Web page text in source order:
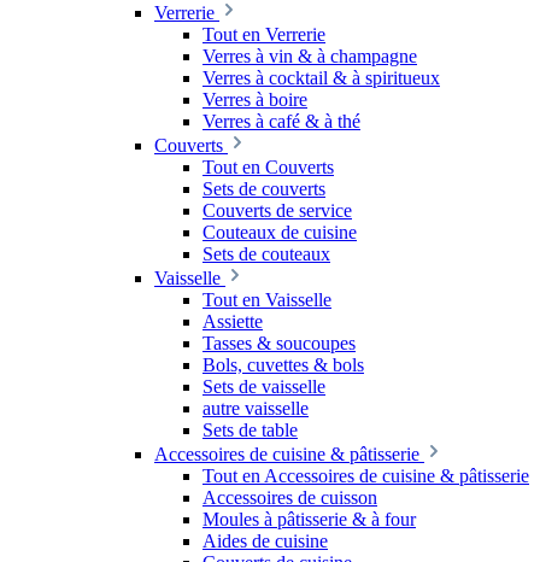
Verrerie
Tout en Verrerie
Verres à vin & à champagne
Verres à cocktail & à spiritueux
Verres à boire
Verres à café & à thé
Couverts
Tout en Couverts
Sets de couverts
Couverts de service
Couteaux de cuisine
Sets de couteaux
Vaisselle
Tout en Vaisselle
Assiette
Tasses & soucoupes
Bols, cuvettes & bols
Sets de vaisselle
autre vaisselle
Sets de table
Accessoires de cuisine & pâtisserie
Tout en Accessoires de cuisine & pâtisserie
Accessoires de cuisson
Moules à pâtisserie & à four
Aides de cuisine